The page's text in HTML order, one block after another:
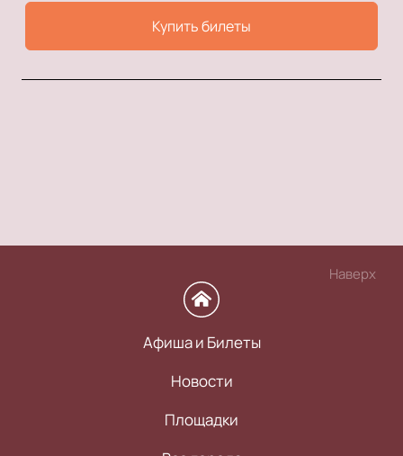
Купить билеты
Наверх
Афиша и Билеты
Новости
Площадки